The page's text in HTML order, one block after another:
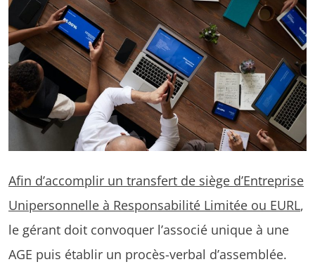
Afin d’accomplir un transfert de siège d’Entreprise
Unipersonnelle à Responsabilité Limitée ou EURL,
le gérant doit convoquer l’associé unique à une
AGE puis établir un procès-verbal d’assemblée.